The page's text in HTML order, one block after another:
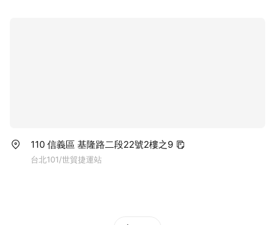
110 信義區 基隆路二段22號2樓之9
台北101/世貿捷運站